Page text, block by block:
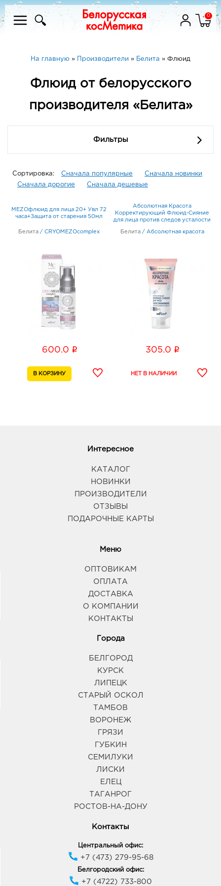
0
На главную » Производители » Белита » Флюид
Флюид от белорусского
производителя «Белита»
Фильтры
Сортировка: Сначала популярные
Сначала новинки
Сначала дорогие
Сначала дешевые
MEZOфлюид для лица 20+ Увл 72
часа+Защита от старения 50мл
Белита / CRYOMEZOcomplex
600.0 i
Абсолютная Красота
Корректирующий Флюид-Сияние
для лица против следов усталости
Белита / Абсолютная красота
305.0 i
Интересное
КАТАЛОГ
НОВИНКИ
ПРОИЗВОДИТЕЛИ
ОТЗЫВЫ
ПОДАРОЧНЫЕ КАРТЫ
Меню
ОПТОВИКАМ
ОПЛАТА
ДОСТАВКА
О КОМПАНИИ
КОНТАКТЫ
Города
БЕЛГОРОД
КУРСК
ЛИПЕЦК
СТАРЫЙ ОСКОЛ
ТАМБОВ
ВОРОНЕЖ
ГРЯЗИ
ГУБКИН
СЕМИЛУКИ
ЛИСКИ
ЕЛЕЦ
ТАГАНРОГ
РОСТОВ-НА-ДОНУ
Контакты
Центральный офис:
+7 (473) 279-95-68
Белгородский офис:
+7 (4722) 733-800